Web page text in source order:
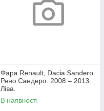
Фара Renault, Dacia Sandero.
Рено Сандеро. 2008 – 2013.
Ліва.
В наявності